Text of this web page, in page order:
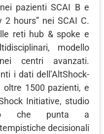
pazienti SCAI B e
2 hours” nei SCAI C.
reti hub & spoke e
modello
centri avanzati.
i dati dell’AltShock-
oltre 1500 pazienti, e
Initiative, studio
che punta a
decisionali